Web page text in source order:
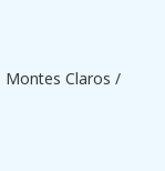
Montes Claros /